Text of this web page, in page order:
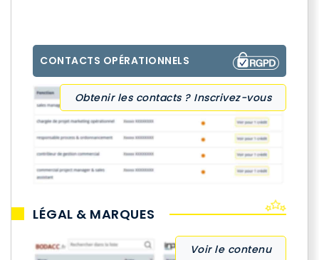
CONTACTS OPÉRATIONNELS
Obtenir les contacts ? Inscrivez-vous
LÉGAL & MARQUES
Voir le contenu